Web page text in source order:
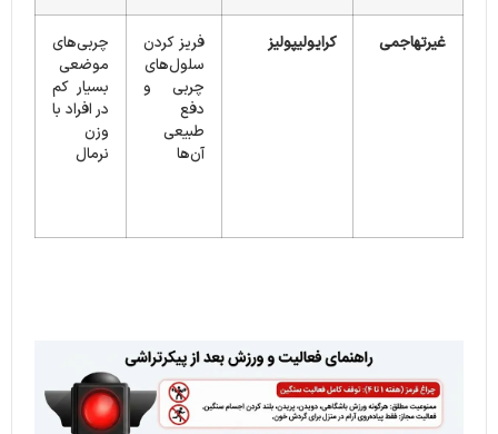
غیرتهاجمی کرایولیپولیز
فریز کردن
سلول‌های
چربی و
دفع
طبیعی
آن‌ها
چربی‌های
موضعی
بسیار کم
در افراد با
وزن
نرمال